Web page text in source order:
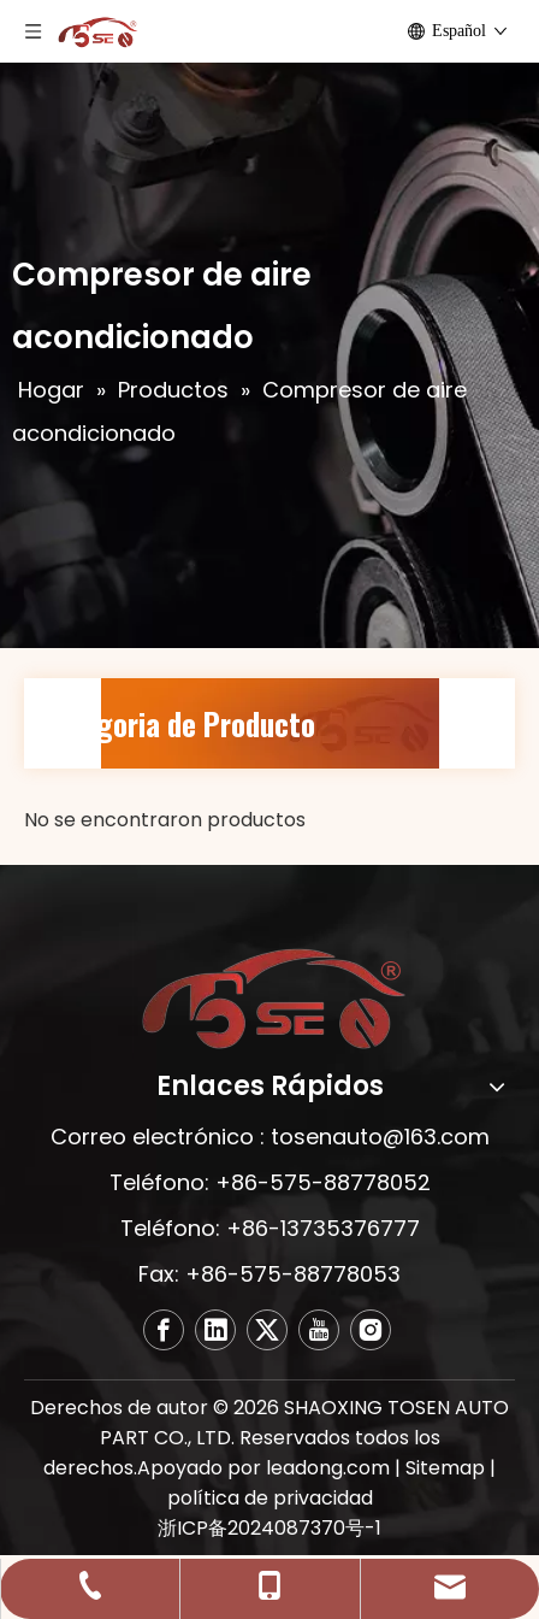
Español
Compresor de aire
acondicionado
Hogar » Productos » Compresor de aire
acondicionado
Categoria de Producto
No se encontraron productos
Enlaces Rápidos
Correo electrónico : tosenauto@163.com
Teléfono: +86-575-88778052
Teléfono: +86-13735376777
Fax: +86-575-88778053
Derechos de autor ©2026 SHAOXING TOSEN AUTO
PART CO., LTD. Reservados todos los
derechos.Apoyado por leadong.com | Sitemap |
política de privacidad
浙ICP备2024087370号-1
+86-575-88778052
+86-13735376777
tosenauto@163.com